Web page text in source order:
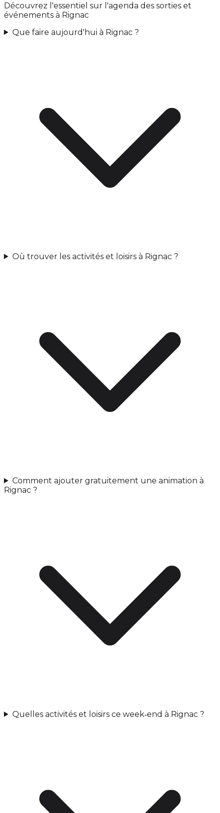
Découvrez l'essentiel sur l'agenda des sorties et
événements à Rignac
Que faire aujourd'hui à Rignac ?
Où trouver les activités et loisirs à Rignac ?
Comment ajouter gratuitement une animation à
Rignac ?
Quelles activités et loisirs ce week‑end à Rignac ?